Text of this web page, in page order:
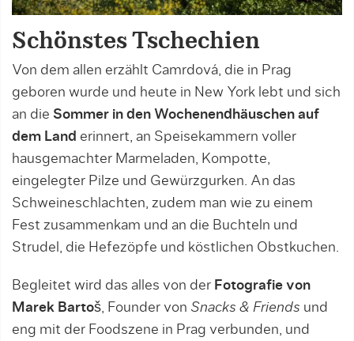
Schönstes Tschechien
Von dem allen erzählt Camrdová, die in Prag
geboren wurde und heute in New York lebt und sich
an die Sommer in den Wochenendhäuschen auf
dem Land erinnert, an Speisekammern voller
hausgemachter Marmeladen, Kompotte,
eingelegter Pilze und Gewürzgurken. An das
Schweineschlachten, zudem man wie zu einem
Fest zusammenkam und an die Buchteln und
Strudel, die Hefezöpfe und köstlichen Obstkuchen.
Begleitet wird das alles von der Fotografie von
Marek Bartoš, Founder von Snacks & Friends und
eng mit der Foodszene in Prag verbunden, und